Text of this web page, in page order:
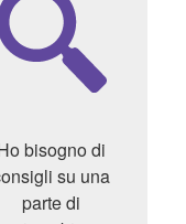
bisogno di
su una
parte di